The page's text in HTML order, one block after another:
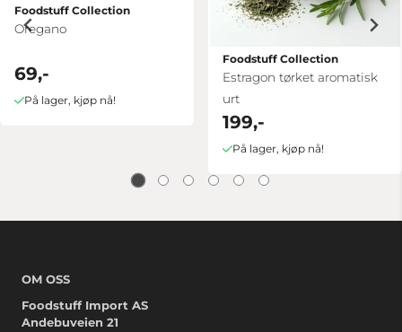
Foodstuff Collection
Oregano
69,-
På lager, kjøp nå!
Foodstuff Collection
Estragon tørket aromatisk
urt
199,-
På lager, kjøp nå!
OM OSS
Foodstuff Import AS
Andebuveien 21